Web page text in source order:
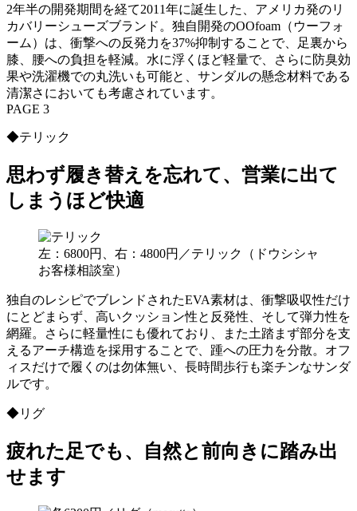
2年半の開発期間を経て2011年に誕生した、アメリカ発のリ
カバリーシューズブランド。独自開発のOOfoam（ウーフォ
ーム）は、衝撃への反発力を37%抑制することで、足裏から
膝、腰への負担を軽減。水に浮くほど軽量で、さらに防臭効
果や洗濯機での丸洗いも可能と、サンダルの懸念材料である
清潔さにおいても考慮されています。
PAGE 3
◆テリック
思わず履き替えを忘れて、営業に出て
しまうほど快適
左：6800円、右：4800円／テリック（ドウシシャ
お客様相談室）
独自のレシピでブレンドされたEVA素材は、衝撃吸収性だけ
にとどまらず、高いクッション性と反発性、そして弾力性を
網羅。さらに軽量性にも優れており、また土踏まず部分を支
えるアーチ構造を採用することで、踵への圧力を分散。オフ
ィスだけで履くのは勿体無い、長時間歩行も楽チンなサンダ
ルです。
◆リグ
疲れた足でも、自然と前向きに踏み出
せます